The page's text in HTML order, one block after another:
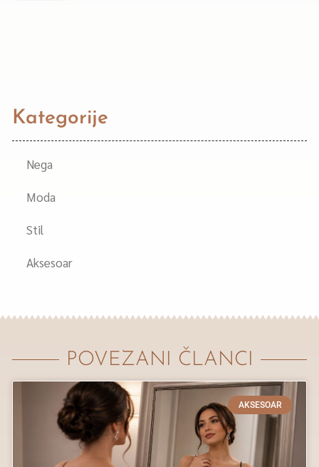
Kategorije
Nega
Moda
Stil
Aksesoar
POVEZANI ČLANCI
AKSESOAR